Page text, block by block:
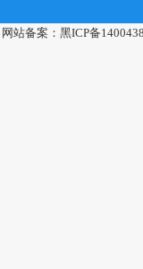
网站备案：黑ICP备